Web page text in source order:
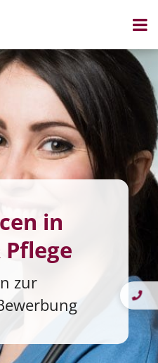
in
zur